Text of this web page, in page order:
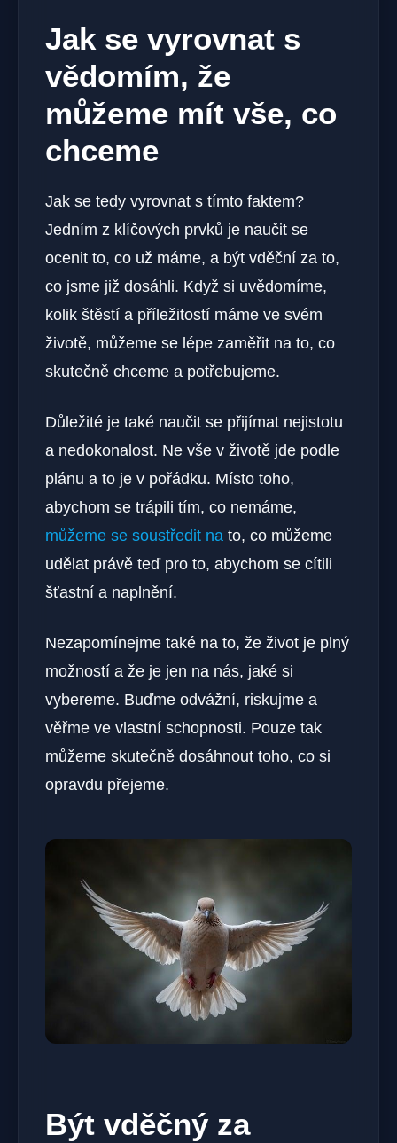
Jak se vyrovnat s
vědomím, že
můžeme mít vše, co
chceme
Jak se tedy vyrovnat s tímto faktem?
Jedním z klíčových prvků je naučit se
ocenit to, co už máme, a být vděční za to,
co jsme již dosáhli. Když si uvědomíme,
kolik štěstí a příležitostí máme ve svém
životě, můžeme se lépe zaměřit na to, co
skutečně chceme a potřebujeme.
Důležité je také naučit se přijímat nejistotu
a nedokonalost. Ne vše v životě jde podle
plánu a to je v pořádku. Místo toho,
abychom se trápili tím, co nemáme,
můžeme se soustředit na to, co můžeme
udělat právě teď pro to, abychom se cítili
šťastní a naplnění.
Nezapomínejme také na to, že život je plný
možností a že je jen na nás, jaké si
vybereme. Buďme odvážní, riskujme a
věřme ve vlastní schopnosti. Pouze tak
můžeme skutečně dosáhnout toho, co si
opravdu přejeme.
Být vděčný za